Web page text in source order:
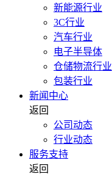
新能源行业
3C行业
汽车行业
电子半导体
仓储物流行业
包装行业
新闻中心
返回
公司动态
行业动态
服务支持
返回